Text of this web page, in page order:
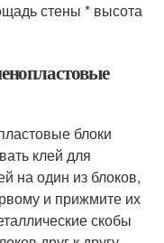
стены * высота
блоки
клей для
на один из блоков,
и прижмите их
скобы